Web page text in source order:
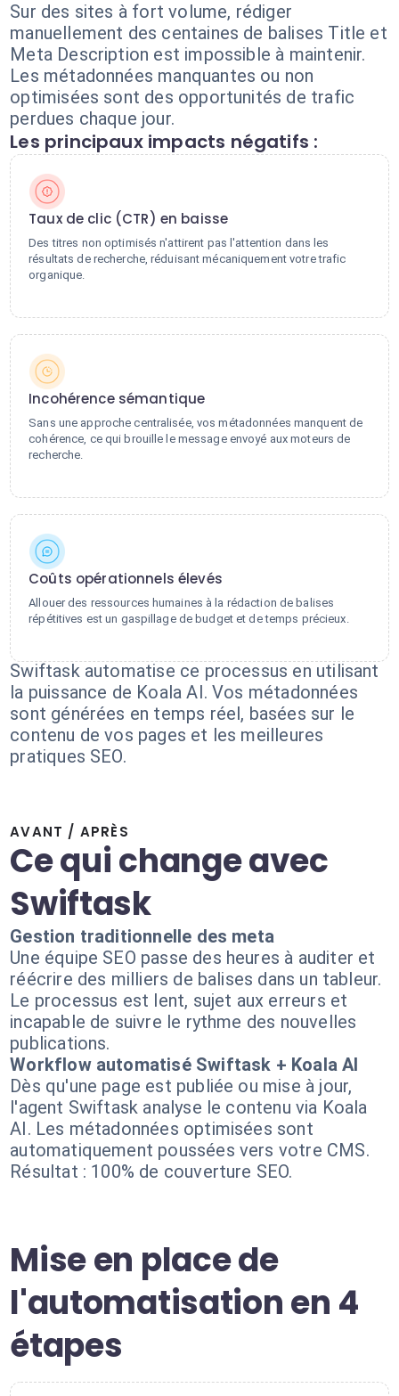
Sur des sites à fort volume, rédiger
manuellement des centaines de balises Title et
Meta Description est impossible à maintenir.
Les métadonnées manquantes ou non
optimisées sont des opportunités de trafic
perdues chaque jour.
Les principaux impacts négatifs :
Taux de clic (CTR) en baisse
Des titres non optimisés n'attirent pas l'attention dans les
résultats de recherche, réduisant mécaniquement votre trafic
organique.
Incohérence sémantique
Sans une approche centralisée, vos métadonnées manquent de
cohérence, ce qui brouille le message envoyé aux moteurs de
recherche.
Coûts opérationnels élevés
Allouer des ressources humaines à la rédaction de balises
répétitives est un gaspillage de budget et de temps précieux.
Swiftask automatise ce processus en utilisant
la puissance de Koala AI. Vos métadonnées
sont générées en temps réel, basées sur le
contenu de vos pages et les meilleures
pratiques SEO.
AVANT / APRÈS
Ce qui change avec
Swiftask
Gestion traditionnelle des meta
Une équipe SEO passe des heures à auditer et
réécrire des milliers de balises dans un tableur.
Le processus est lent, sujet aux erreurs et
incapable de suivre le rythme des nouvelles
publications.
Workflow automatisé Swiftask + Koala AI
Dès qu'une page est publiée ou mise à jour,
l'agent Swiftask analyse le contenu via Koala
AI. Les métadonnées optimisées sont
automatiquement poussées vers votre CMS.
Résultat : 100% de couverture SEO.
Mise en place de
l'automatisation en 4
étapes